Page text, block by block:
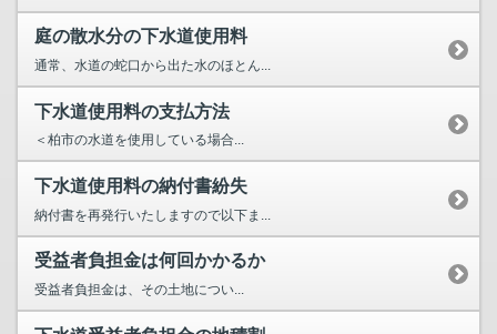
庭の散水分の下水道使用料
通常、水道の蛇口から出た水のほとん...
下水道使用料の支払方法
＜柏市の水道を使用している場合...
下水道使用料の納付書紛失
納付書を再発行いたしますので以下ま...
受益者負担金は何回かかるか
受益者負担金は、その土地につい...